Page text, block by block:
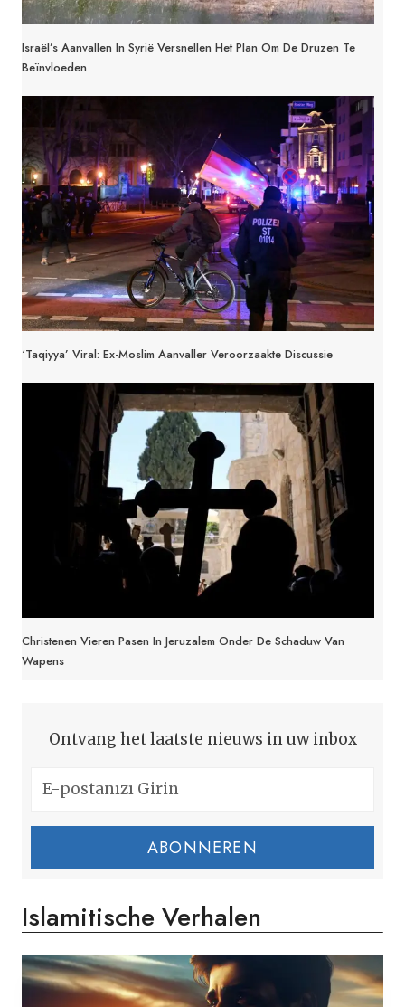
Israël’s Aanvallen In Syrië Versnellen Het Plan Om De Druzen Te
Beïnvloeden
‘Taqiyya’ Viral: Ex-Moslim Aanvaller Veroorzaakte Discussie
Christenen Vieren Pasen In Jeruzalem Onder De Schaduw Van
Wapens
Ontvang het laatste nieuws in uw inbox
ABONNEREN
Islamitische Verhalen